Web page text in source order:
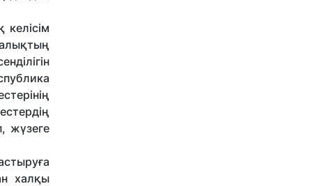
жүзеге
халқы